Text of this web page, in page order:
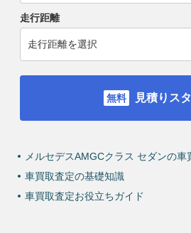
走行距離
見積りス
メルセデスAMGCクラス セダンの車
車買取査定の基礎知識
車買取査定お役立ちガイド